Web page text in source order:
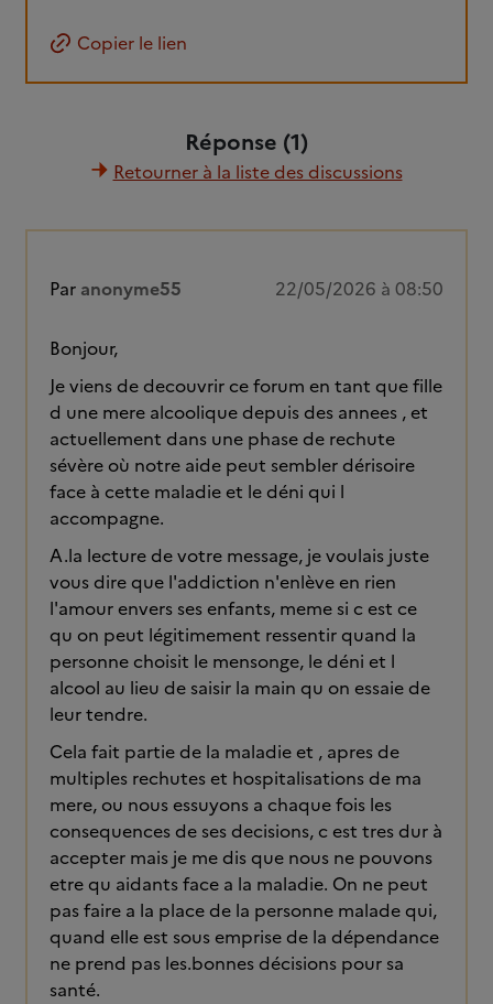
Copier le lien
Réponse (1)
Retourner à la liste des discussions
Par anonyme55 22/05/2026 à 08:50
Bonjour,
Je viens de decouvrir ce forum en tant que fille
d une mere alcoolique depuis des annees , et
actuellement dans une phase de rechute
sévère où notre aide peut sembler dérisoire
face à cette maladie et le déni qui l
accompagne.
A.la lecture de votre message, je voulais juste
vous dire que l'addiction n'enlève en rien
l'amour envers ses enfants, meme si c est ce
qu on peut légitimement ressentir quand la
personne choisit le mensonge, le déni et l
alcool au lieu de saisir la main qu on essaie de
leur tendre.
Cela fait partie de la maladie et , apres de
multiples rechutes et hospitalisations de ma
mere, ou nous essuyons a chaque fois les
consequences de ses decisions, c est tres dur à
accepter mais je me dis que nous ne pouvons
etre qu aidants face a la maladie. On ne peut
pas faire a la place de la personne malade qui,
quand elle est sous emprise de la dépendance
ne prend pas les.bonnes décisions pour sa
santé.